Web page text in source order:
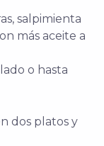
salpimienta
más aceite a
o hasta
dos platos y